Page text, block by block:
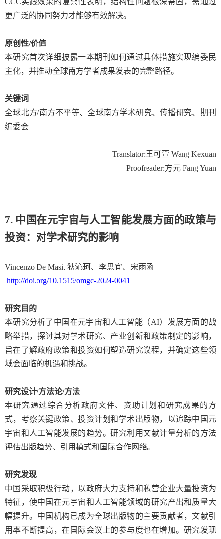
CCC实践效果的复杂性表明，结构性问题根深蒂固，需通过
更广泛的协同努力才能够有效解决。
原创性/价值
本研究首次详细披露一本期刊如何通过具体措施实现编委民
主化，并推动全球南方学者成果发表的完整路径。
关键词
全球北方/南方不平等、全球南方学术研究、传播研究、期刊
编委会
Translator:王可萱 Wang Kexuan
Proofreader:方元 Fang Yuan
7. 中国在元宇宙与人工智能发展方面的政策与
投资：对学术研究的影响
Vincenzo De Masi, 狄沁珂、李思宜、宋雨函
http://doi.org/10.1515/omgc-2024-0041
研究目的
本研究分析了中国在元宇宙和人工智能 （AI） 发展方面的战
略举措， 探讨其对学术研究、产业创新和政策制定的影响，
旨在了解政府政策和投资如何塑造研究议程， 并确定这些领
域会面临的机遇和挑战。
研究设计/方法论/方法
本研究通过综合分析政府文件、资助计划和研究成果的方
式， 考察关键政策、投资计划和学术出版物， 以追踪中国元
宇宙和人工智能发展的趋势。研究利用文献计量分析的方法
评估出版趋势、引用模式和国际合作网络。
研究发现
中国采取积极行动，以政府大力支持和私营企业大量投资为
特征 ，使中国在元宇宙和人工智能领域的研究产出和质量大
幅提升。中国机构已成为全球出版物的主要贡献者，文献引
用率不断提高 ，在国际会议上的参与度也在增加。研究发现